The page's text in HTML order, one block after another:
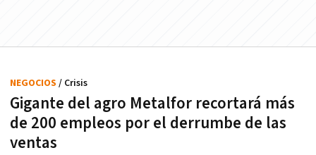
Gigante del agro Metalfor recortará más
de 200 empleos por el derrumbe de las
ventas
NEGOCIOS / Crisis